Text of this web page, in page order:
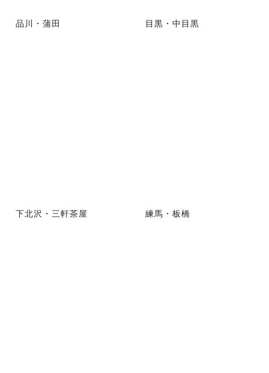
品川・蒲田 目黒・中目黒
下北沢・三軒茶屋 練馬・板橋